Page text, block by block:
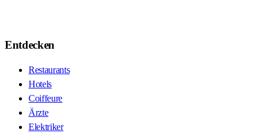
Entdecken
Restaurants
Hotels
Coiffeure
Ärzte
Elektriker